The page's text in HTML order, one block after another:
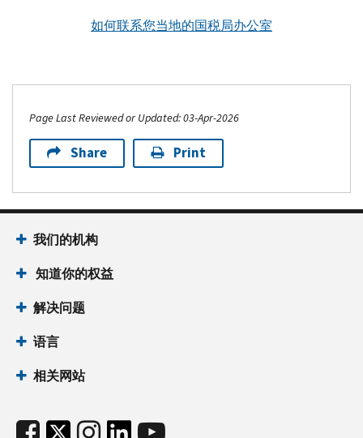
如何联系您当地的国税局办公室
Page Last Reviewed or Updated: 03-Apr-2026
Share Print
我们的机构
知道你的权益
解决问题
语言
相关网站